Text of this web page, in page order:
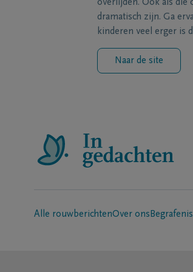
overlijden. Ook als die
dramatisch zijn. Ga
kinderen veel erger is
Naar de site
Alle rouwberichtenOver ons